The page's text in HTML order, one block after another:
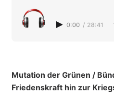
0:00 / 28:41
Mutation der Grünen /
Friedenskraft hin zur